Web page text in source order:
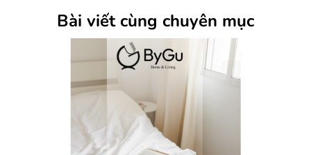
Bài viết cùng chuyên mục